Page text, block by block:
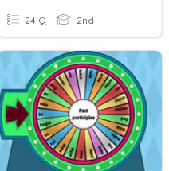
24 Q 2nd